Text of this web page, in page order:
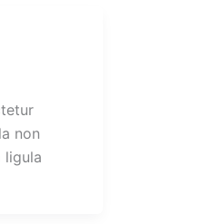
non
ligula